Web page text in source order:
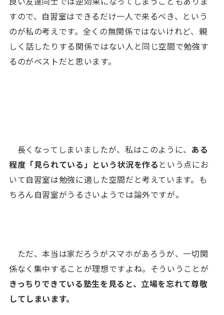
すので、自習室はできるだけ一人で来るべき、という
のが私の考えです。全くの無関係ではないけれど、親
しく話したりする関係ではない人と同じ空間で勉強す
るのがベストだと思います。
長くなってしまいましたが、私はこのように、 ある
程度「見られている」という状況を作る という点にお
いて自習室は勉強に適した空間だと考えています。も
ちろん自習室がうるさいようでは論外ですが。
ただ、本当は家だろうがスマホがあろうが、一切関
係なく集中することが理想ですよね。そういうことが
きっちりできている塾生を見ると、立場を忘れて尊敬
してしまいます。